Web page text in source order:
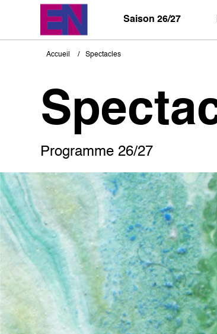
Saison 26/27
Fil
Accueil Spectacles
Programme 26/27